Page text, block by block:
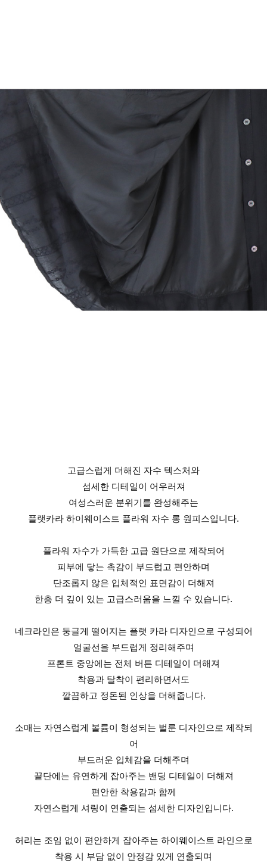
고급스럽게 더해진 자수 텍스처와
섬세한 디테일이 어우러져
여성스러운 분위기를 완성해주는
플랫카라 하이웨이스트 플라워 자수 롱 원피스입니다.
플라워 자수가 가득한 고급 원단으로 제작되어
피부에 닿는 촉감이 부드럽고 편안하며
단조롭지 않은 입체적인 표면감이 더해져
한층 더 깊이 있는 고급스러움을 느낄 수 있습니다.
네크라인은 둥글게 떨어지는 플랫 카라 디자인으로 구성되어
얼굴선을 부드럽게 정리해주며
프론트 중앙에는 전체 버튼 디테일이 더해져
착용과 탈착이 편리하면서도
깔끔하고 정돈된 인상을 더해줍니다.
소매는 자연스럽게 볼륨이 형성되는 벌룬 디자인으로 제작되
어
부드러운 입체감을 더해주며
끝단에는 유연하게 잡아주는 밴딩 디테일이 더해져
편안한 착용감과 함께
자연스럽게 셔링이 연출되는 섬세한 디자인입니다.
허리는 조임 없이 편안하게 잡아주는 하이웨이스트 라인으로
착용 시 부담 없이 안정감 있게 연출되며